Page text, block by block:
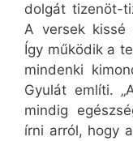
dolgát tizenöt-
A versek kissé
Így működik a
mindenki
Gyulát említi.
mindig
írni arról, hogy